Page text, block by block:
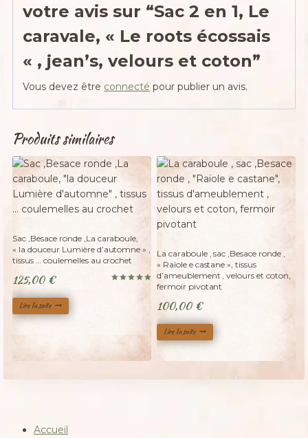
votre avis sur “Sac 2 en 1, Le
caravale, « Le roots écossais
« , jean’s, velours et coton”
Vous devez être connecté pour publier un avis.
Produits similaires
Adopté
Sac ,Besace ronde ,La caraboule,
« la douceur Lumière d’automne » ,
tissus … coulemelles au crochet
125,00 €
Lire la suite
Adopté
La caraboule , sac ,Besace ronde ,
« Raïole e castane », tissus
d’ameublement , velours et coton,
fermoir pivotant
100,00 €
Lire la suite
Accueil